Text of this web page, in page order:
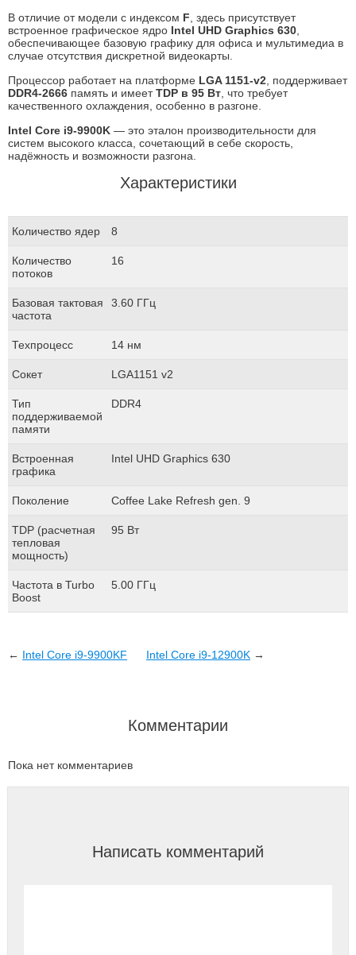
В отличие от модели с индексом F , здесь присутствует
встроенное графическое ядро Intel UHD Graphics 630
обеспечивающее базовую графику для офиса и мультимедиа в
случае отсутствия дискретной видеокарты.
Процессор работает на платформе LGA 1151-v2 , поддерживает
DDR4-2666 память и имеетTDP в 95 Вт , что требует
качественного охлаждения, особенно в разгоне.
Intel Core i9-9900K — это эталон производительности для
систем высокого класса, сочетающий в себе скорость,
надёжность и возможности разгона.
Характеристики
Количество ядер 8
Количество
потоков
16
Базовая тактовая
частота
3.60 ГГц
Техпроцесс 14 нм
Сокет LGA1151 v2
Тип
поддерживаемой
памяти
DDR4
Встроенная
графика
Intel UHD Graphics 630
Поколение Coffee Lake Refresh gen. 9
TDP (расчетная
тепловая
мощность)
95 Вт
Частота в Turbo
Boost
5.00 ГГц
← Intel Core i9-9900KF Intel Сore i9-12900K →
Комментарии
Пока нет комментариев
Написать комментарий